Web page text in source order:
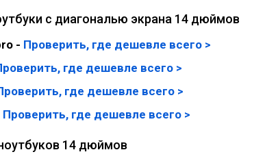
с диагональю экрана 14 дюймов
- Проверить, где дешевле всего >
где дешевле всего >
где дешевле всего >
Проверить, где дешевле всего >
14 дюймов